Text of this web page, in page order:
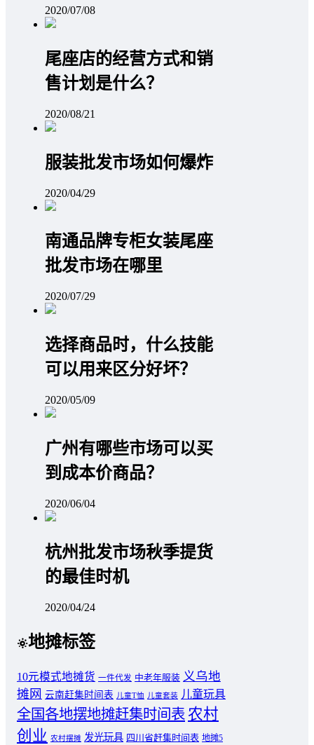
2020/07/08
尾座店的经营方式和销
售计划是什么？
2020/08/21
服装批发市场如何爆炸
2020/04/29
南通品牌专柜女装尾座
批发市场在哪里
2020/07/29
选择商品时，什么技能
可以用来区分好坏？
2020/05/09
广州有哪些市场可以买
到成本价商品？
2020/06/04
杭州批发市场秋季提货
的最佳时机
2020/04/24
地摊标签
10元模式地摊货 一件代发 中老年服装 义乌地
摊网 云南赶集时间表 儿童T恤 儿童套装 儿童玩具
全国各地摆地摊赶集时间表 农村
创业 农村摆摊 发光玩具 四川省赶集时间表 地摊5